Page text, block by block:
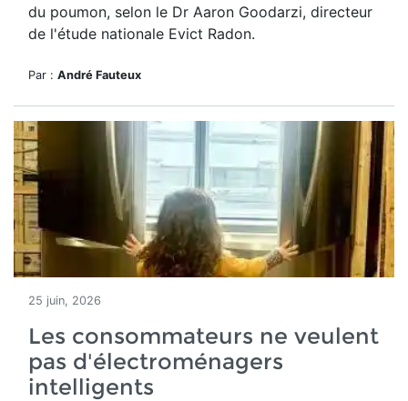
du poumon, selon le Dr Aaron Goodarzi, directeur
de l'étude nationale Evict Radon.
Par : André Fauteux
25 juin, 2026
Les consommateurs ne veulent
pas d'électroménagers
intelligents